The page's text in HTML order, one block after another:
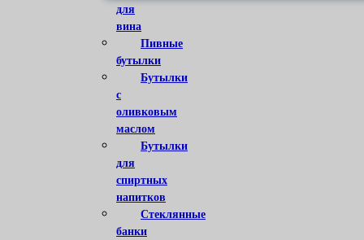
для
вина
Пивные
бутылки
Бутылки
с
оливковым
маслом
Бутылки
для
спиртных
напитков
Стеклянные
банки